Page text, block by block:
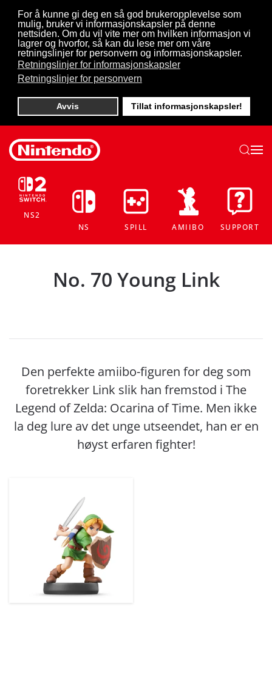
For å kunne gi deg en så god brukeropplevelse som
mulig, bruker vi informasjonskapsler på denne
nettsiden. Om du vil vite mer om hvilken informasjon vi
lagrer og hvorfor, så kan du lese mer om våre
retningslinjer for personvern og informasjonskapsler.
Retningslinjer for informasjonskapsler
Retningslinjer for personvern
Avvis Tillat informasjonskapsler!
Skip to main content
NS2
NS
SPILL AMIIBO SUPPORT
No. 70 Young Link
Den perfekte amiibo-figuren for deg som
foretrekker Link slik han fremstod i The
Legend of Zelda: Ocarina of Time. Men ikke
la deg lure av det unge utseendet, han er en
høyst erfaren fighter!